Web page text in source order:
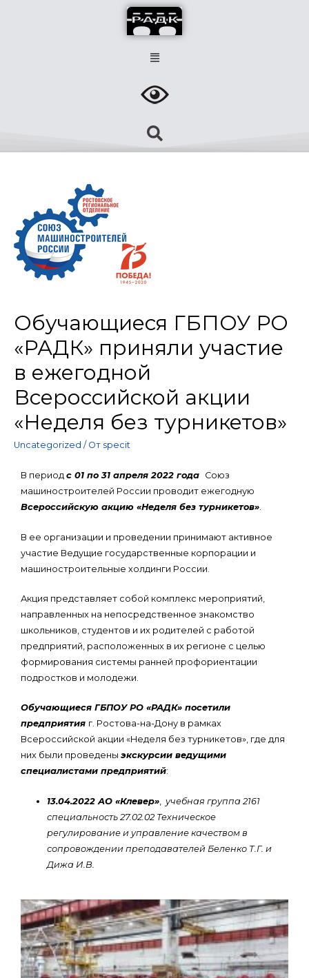
Обучающиеся ГБПОУ РО
«РАДК» приняли участие
в ежегодной
Всероссийской акции
«Неделя без турникетов»
Uncategorized / От specit
В период с 01 по 31 апреля 2022 года
Союз
машиностроителей России проводит ежегодную
Всероссийскую акцию «Неделя без турникетов».
В ее организации и проведении принимают активное
участие Ведущие государственные корпорации и
машиностроительные холдинги России.
Акция представляет собой комплекс мероприятий,
направленных на непосредственное знакомство
школьников, студентов и их родителей с работой
предприятий, расположенных в их регионе с целью
формирования системы ранней профориентации
подростков и молодежи.
Обучающиеся ГБПОУ РО «РАДК» посетили
предприятия г. Ростова-на-Дону в рамках
Всероссийской акции «Неделя без турникетов», где для
них были проведены экскурсии ведущими
специалистами предприятий:
13.04.2022 АО «Клевер», учебная группа 2161
специальность 27.02.02 Техническое
регулирование и управление качеством в
сопровождении преподавателей Беленко Т.Г. и
Дижа И.В.